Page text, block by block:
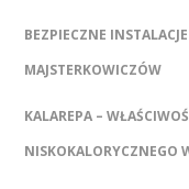
BEZPIECZNE
MAJSTERKOWICZÓW
KALAREPA –
NISKOKALORYCZNEGO